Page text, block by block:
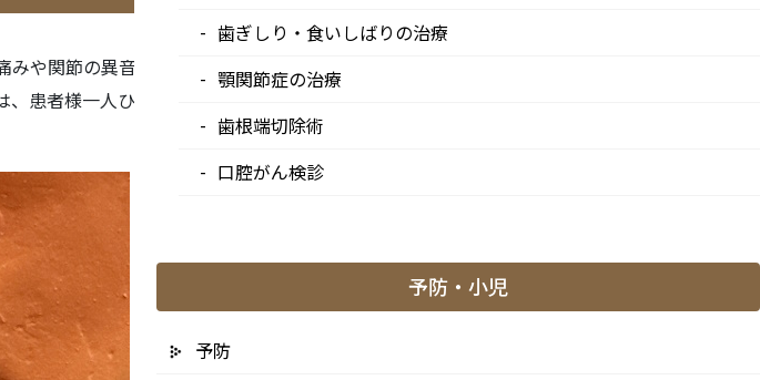
や関節の異音、開口障害（口が
患者様一人ひとりに適切な治療
白い歯・セラミック治療
インビザラインファースト
マイオブレース
歯ぎしり・食いしばりの治療
顎関節症の治療
歯根端切除術
口腔がん検診
予防・小児
予防